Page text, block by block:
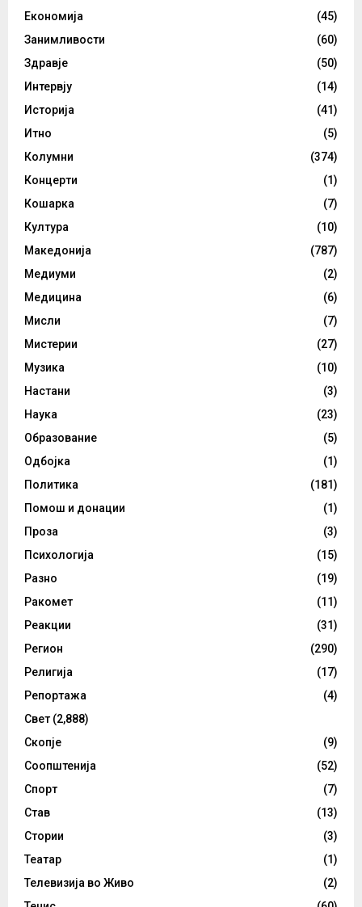
Економија
(45)
Занимливости
(60)
Здравје
(50)
Интервју
(14)
Историја
(41)
Итно
(5)
Колумни
(374)
Концерти
(1)
Кошарка
(7)
Култура
(10)
Македонија
(787)
Медиуми
(2)
Медицина
(6)
Мисли
(7)
Мистерии
(27)
Музика
(10)
Настани
(3)
Наука
(23)
Образование
(5)
Одбојка
(1)
Политика
(181)
Помош и донации
(1)
Проза
(3)
Психологија
(15)
Разно
(19)
Ракомет
(11)
Реакции
(31)
Регион
(290)
Религија
(17)
Репортажа
(4)
Свет (2,888)
Скопје
(9)
Соопштенија
(52)
Спорт
(7)
Став
(13)
Стории
(3)
Театар
(1)
Телевизија во Живо
(2)